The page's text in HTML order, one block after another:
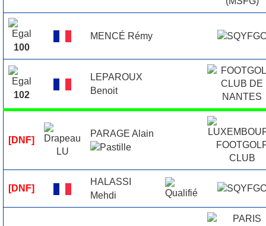
100
MENCÉ Rémy
102
LEPAROUX
Benoit
[DNF]
PARAGE Alain
[DNF]
HALASSI
Mehdi